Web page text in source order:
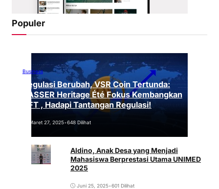
Populer
Business
Regulasi Berubah, VSR Coin Tertunda:
VASSER Heritage Été Fokus Kembangkan
NFT , Hadapi Tantangan Regulasi!
Maret 27, 2025•648 Dilihat
Aldino, Anak Desa yang Menjadi
Mahasiswa Berprestasi Utama UNIMED
2025
Juni 25, 2025•601 Dilihat